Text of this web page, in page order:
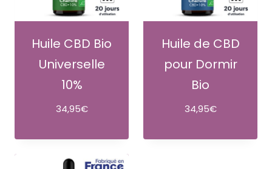
Huile CBD Bio
Universelle
10%
34,95€
Huile de CBD
pour Dormir
Bio
34,95€